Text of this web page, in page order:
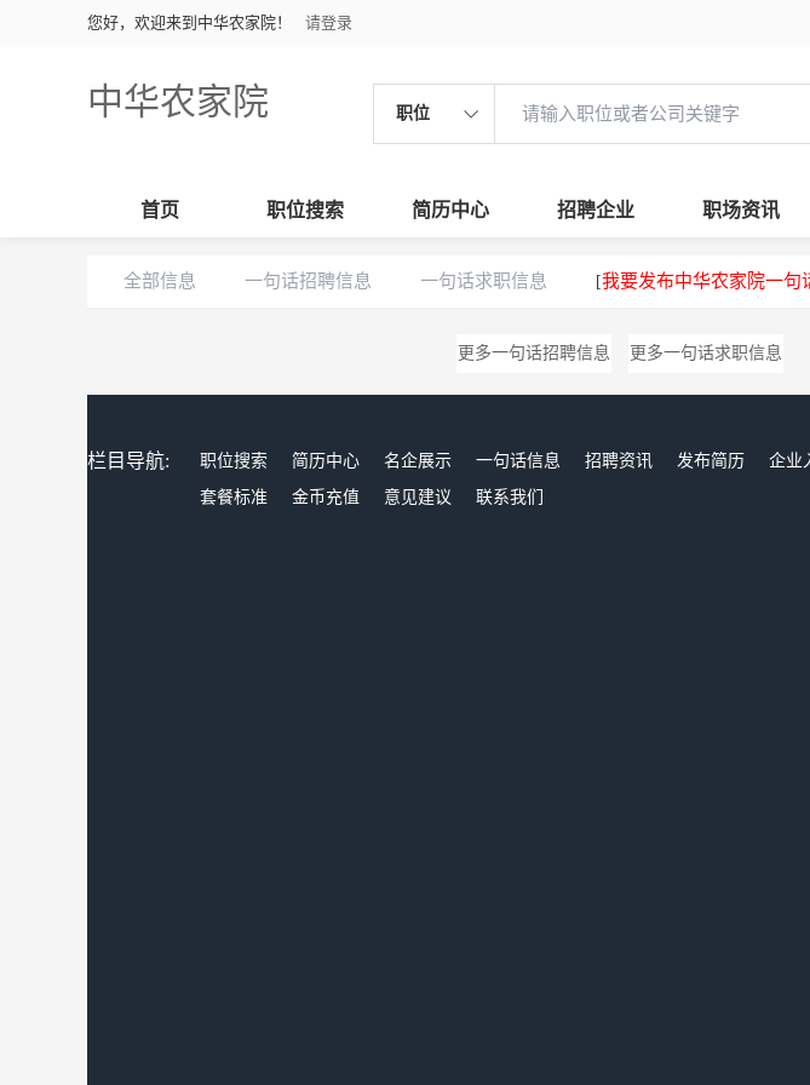
您好，欢迎来到中华农家院！ 请登录
中华农家院 职位
首页 职位搜索 简历中心 招聘企业 职场资讯
全部信息 一句话招聘信息 一句话求职信息 [我要发布中华农家院一句
更多一句话招聘信息 更多一句话求职信息
栏目导航: 职位搜索 简历中心 名企展示 一句话信息 招聘资讯 发布简历 企业
套餐标准
金币充值 意见建议 联系我们